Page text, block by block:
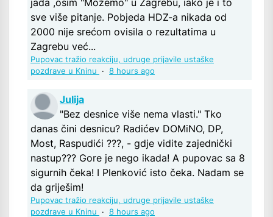
sve više pitanje. Pobjeda HDZ-a nikada od
2000 nije srećom ovisila o rezultatima u
Zagrebu već...
Pupovac tražio reakciju, udruge prijavile ustaške
pozdrave u Kninu
· 8 hours ago
Julija
"Bez desnice više nema vlasti." Tko
danas čini desnicu? Radićev DOMiNO, DP,
Most, Raspudići ???, - gdje vidite zajednički
nastup??? Gore je nego ikada! A pupovac sa 8
sigurnih čeka! I Plenković isto čeka. Nadam se
da griješim!
Pupovac tražio reakciju, udruge prijavile ustaške
pozdrave u Kninu
· 8 hours ago